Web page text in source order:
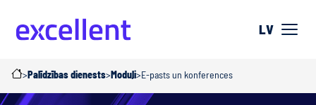
LV
>Palīdzības dienests>Moduļi>E-pasts un konferences